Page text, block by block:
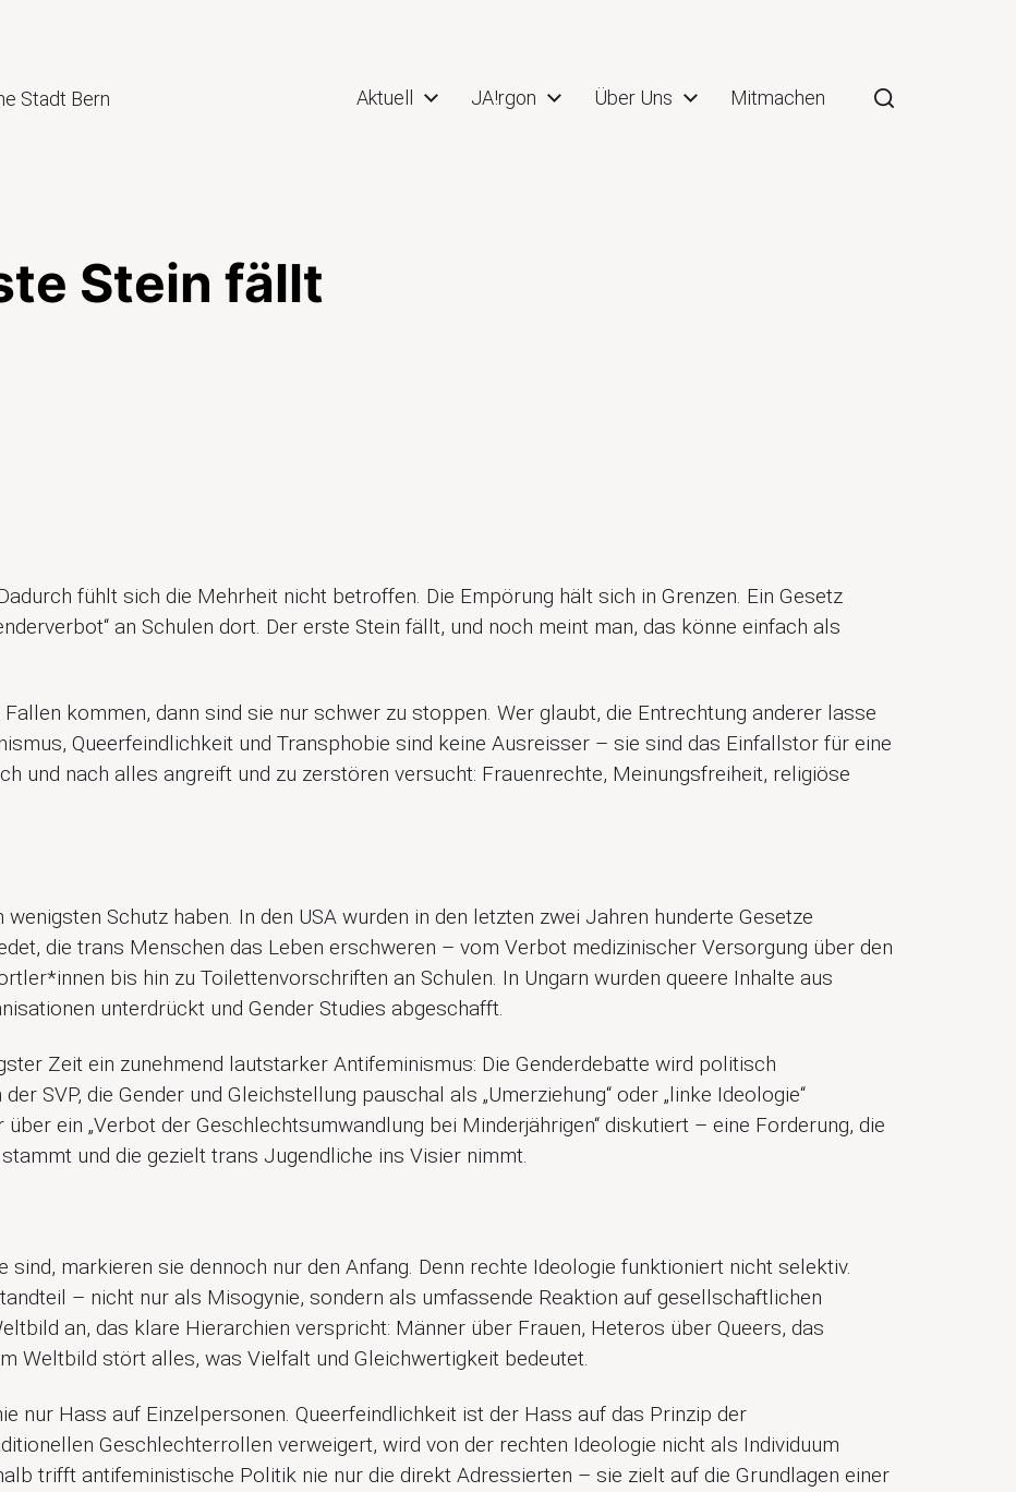
Stadt Bern Aktuell JA!rgon Über Uns Mitmachen
Stein fällt
fühlt sich die Mehrheit nicht betroffen. Die Empörung hält sich in Grenzen. Ein Gesetz
an Schulen dort. Der erste Stein fällt, und noch meint man, das könne einfach als
kommen, dann sind sie nur schwer zu stoppen. Wer glaubt, die Entrechtung anderer lasse
Queerfeindlichkeit und Transphobie sind keine Ausreisser – sie sind das Einfallstor für eine
und nach alles angreift und zu zerstören versucht: Frauenrechte, Meinungsfreiheit, religiöse
Schutz haben. In den USA wurden in den letzten zwei Jahren hunderte Gesetze
die trans Menschen das Leben erschweren – vom Verbot medizinischer Versorgung über den
bis hin zu Toilettenvorschriften an Schulen. In Ungarn wurden queere Inhalte aus
unterdrückt und Gender Studies abgeschafft.
Zeit ein zunehmend lautstarker Antifeminismus: Die Genderdebatte wird politisch
SVP, die Gender und Gleichstellung pauschal als „Umerziehung“ oder „linke Ideologie“
ein „Verbot der Geschlechtsumwandlung bei Minderjährigen“ diskutiert – eine Forderung, die
und die gezielt trans Jugendliche ins Visier nimmt.
markieren sie dennoch nur den Anfang. Denn rechte Ideologie funktioniert nicht selektiv.
– nicht nur als Misogynie, sondern als umfassende Reaktion auf gesellschaftlichen
an, das klare Hierarchien verspricht: Männer über Frauen, Heteros über Queers, das
Weltbild stört alles, was Vielfalt und Gleichwertigkeit bedeutet.
nur Hass auf Einzelpersonen. Queerfeindlichkeit ist der Hass auf das Prinzip der
Geschlechterrollen verweigert, wird von der rechten Ideologie nicht als Individuum
trifft antifeministische Politik nie nur die direkt Adressierten – sie zielt auf die Grundlagen einer